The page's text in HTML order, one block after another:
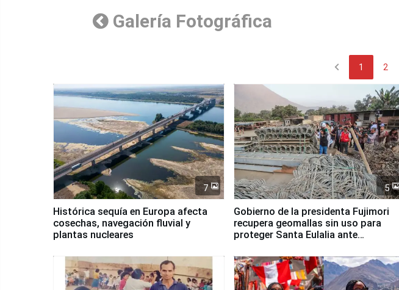
Galería Fotográfica
chevron_left 1 2
7
Histórica sequía en Europa afecta
cosechas, navegación fluvial y
plantas nucleares
5
Gobierno de la presidenta Fujimori
recupera geomallas sin uso para
proteger Santa Eulalia ante